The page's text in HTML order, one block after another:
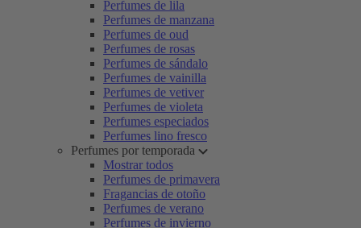
Perfumes de lila
Perfumes de manzana
Perfumes de oud
Perfumes de rosas
Perfumes de sándalo
Perfumes de vainilla
Perfumes de vetiver
Perfumes de violeta
Perfumes especiados
Perfumes lino fresco
Perfumes por temporada
Mostrar todos
Perfumes de primavera
Fragancias de otoño
Perfumes de verano
Perfumes de invierno